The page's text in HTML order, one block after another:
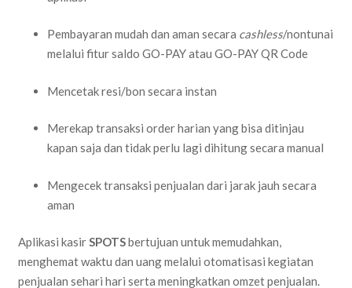
Pembayaran mudah dan aman secara cashless/nontunai
melalui fitur saldo GO-PAY atau GO-PAY QR Code
Mencetak resi/bon secara instan
Merekap transaksi order harian yang bisa ditinjau
kapan saja dan tidak perlu lagi dihitung secara manual
Mengecek transaksi penjualan dari jarak jauh secara
aman
Aplikasi kasirSPOTSbertujuan untuk memudahkan,
menghemat waktu dan uang melalui otomatisasi kegiatan
penjualan sehari hari serta meningkatkan omzet penjualan.